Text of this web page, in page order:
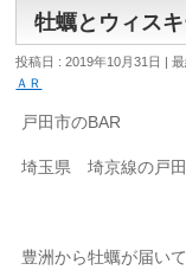
牡蠣とウィス
投稿日 : 2019年10月31日
ＡＲ
戸田市のBAR
埼玉県 埼京線の戸
豊洲から牡蠣が届いて